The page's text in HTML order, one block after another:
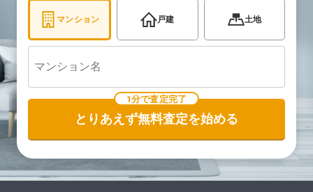
マンション 戸建 土地
1分で査定完了
とりあえず無料査定を始める